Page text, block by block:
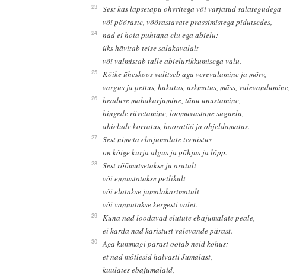
23
Sest kas lapsetapu ohvritega või varjatud salategudega
või pööraste, võõrastavate prassimistega pidutsedes,
24
nad ei hoia puhtana elu ega abielu:
üks hävitab teise salakavalalt
või valmistab talle abielurikkumisega valu.
25
Kõike üheskoos valitseb aga verevalamine ja mõrv,
vargus ja pettus, hukatus, uskmatus, mäss, valevandumine,
26
headuse mahakarjumine, tänu unustamine,
hingede rüvetamine, loomuvastane suguelu,
abielude korratus, hooratöö ja ohjeldamatus.
27
Sest nimeta ebajumalate teenistus
on kõige kurja algus ja põhjus ja lõpp.
28
Sest rõõmutsetakse ju arutult
või ennustatakse petlikult
või elatakse jumalakartmatult
või vannutakse kergesti valet.
29
Kuna nad loodavad elutute ebajumalate peale,
ei karda nad karistust valevande pärast.
30
Aga kummagi pärast ootab neid kohus:
et nad mõtlesid halvasti Jumalast,
kuulates ebajumalaid,